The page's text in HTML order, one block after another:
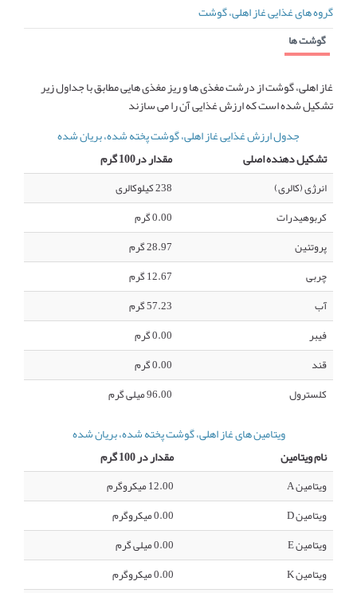
گروه های غذایی غاز اهلی، گوشت
گوشت ها
غاز اهلی، گوشت از درشت مغذی ها و ریز مغذی هایی مطابق با جداول زیر
تشکیل شده است که ارزش غذایی آن را می سازند
جدول ارزش غذایی غاز اهلی، گوشت پخته شده، بریان شده
تشکیل دهنده اصلی
مقدار در100 گرم
انرژی (کالری)
238 کیلوکالری
کربوهیدرات
0.00 گرم
پروتئین
28.97 گرم
چربی
12.67 گرم
آب
57.23 گرم
فیبر
0.00 گرم
قند
0.00 گرم
کلسترول
96.00 میلی گرم
ویتامین های غاز اهلی، گوشت پخته شده، بریان شده
نام ویتامین
مقدار در 100 گرم
ویتامین A
12.00 میکروگرم
ویتامین D
0.00 میکروگرم
ویتامین E
0.00 میلی گرم
ویتامین K
0.00 میکروگرم